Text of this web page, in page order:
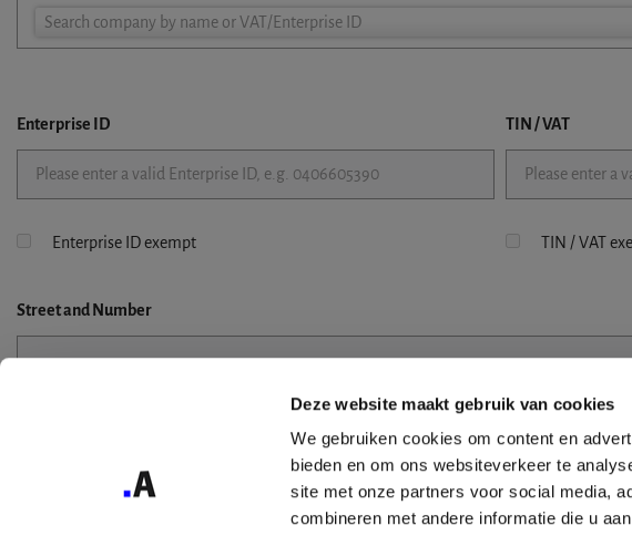
Deze website maakt gebruik van cookies
We gebruiken cookies om content en
bieden en om ons websiteverkeer te
site met onze partners voor social media,
combineren met andere informatie die u
Search company by name or VAT/Enterprise ID
Company
Enterprise ID TIN / VAT
Enterprise ID exempt TIN / VAT
Streetand Number